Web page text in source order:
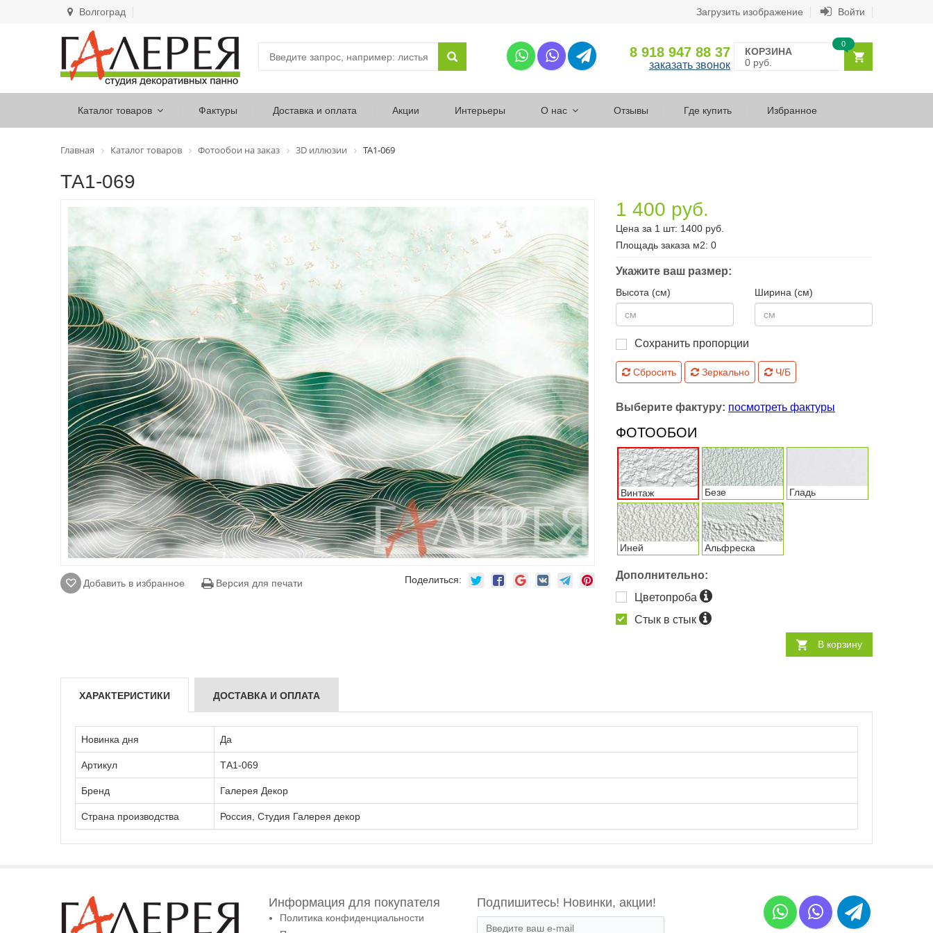
Волгоград Загрузить изображение Войти
8 918 947 88 37
заказать звонок
КОРЗИНА
0 руб.
0
Каталог товаров Фактуры Доставка и оплата Акции Интерьеры О нас Отзывы Где купить Избранное
Главная Каталог товаров Фотообои на заказ 3D иллюзии ТА1-069
ТА1-069
Добавить в избранное Версия для печати Поделиться:
1 400 руб.
Цена за 1 шт: 1400 руб.
Площадь заказа м2: 0
Укажите ваш размер:
Высота (см) Ширина (см)
Сохранить пропорции
Сбросить Зеркально Ч/Б
Выберите фактуру: посмотреть фактуры
ФОТООБОИ
Винтаж Безе Гладь
Иней Альфреска
Дополнительно:
Цветопроба
Стык в стык
В корзину
ХАРАКТЕРИСТИКИ ДОСТАВКА И ОПЛАТА
Новинка дня Да
Артикул ТА1-069
Бренд Галерея Декор
Страна производства Россия, Студия Галерея декор
Информация для покупателя
Политика конфиденциальности
Подпишитесь! Новинки, акции!